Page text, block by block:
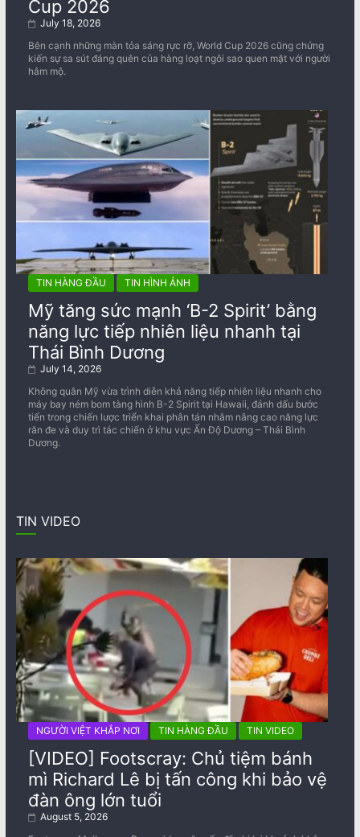
Cup 2026
July 18, 2026
Bên cạnh những màn tỏa sáng rực rỡ, World Cup 2026 cũng chứng
kiến sự sa sút đáng quên của hàng loạt ngôi sao quen mặt với người
hâm mộ.
TIN HÀNG ĐẦU TIN HÌNH ẢNH
Mỹ tăng sức mạnh ‘B-2 Spirit’ bằng
năng lực tiếp nhiên liệu nhanh tại
Thái Bình Dương
July 14, 2026
Không quân Mỹ vừa trình diễn khả năng tiếp nhiên liệu nhanh cho
máy bay ném bom tàng hình B-2 Spirit tại Hawaii, đánh dấu bước
tiến trong chiến lược triển khai phân tán nhằm nâng cao năng lực
răn đe và duy trì tác chiến ở khu vực Ấn Độ Dương – Thái Bình
Dương.
TIN VIDEO
NGƯỜI VIỆT KHẮP NƠI TIN HÀNG ĐẦU TIN VIDEO
[VIDEO] Footscray: Chủ tiệm bánh
mì Richard Lê bị tấn công khi bảo vệ
đàn ông lớn tuổi
August 5, 2026